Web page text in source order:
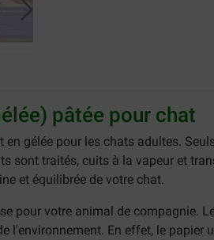
pâtée pour chat
gélée pour les chats adultes.
sont traités, cuits à la vapeur et
et équilibrée de votre chat.
pour votre animal de compagnie.
En effet, le papier